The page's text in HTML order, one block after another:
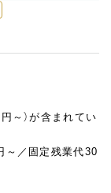
の製造・管理
業務
フのもと、右腕
な機器を備えた
～）が含まれてい
～／固定残業代30